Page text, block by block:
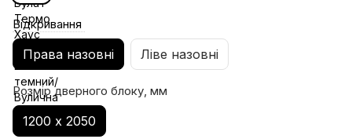
Відкривання
Права назовні Ліве назовні
Розмір дверного блоку, мм
1200 х 2050